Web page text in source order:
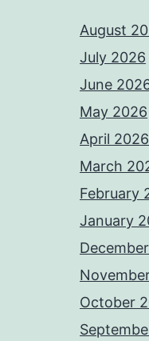
August
July 2026
June
May 2026
April 2026
March
February
January
October